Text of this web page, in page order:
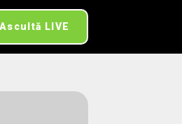
Ascultă LIVE